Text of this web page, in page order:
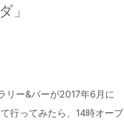
」
リー&バーが2017年6月に
行ってみたら、14時オープ